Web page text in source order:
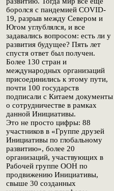
боролся с пандемией COVID-
19, разрыв между Севером и
Югом углублялся, и все
задавались вопросом: есть ли у
развития будущее? Пять лет
спустя ответ был получен.
Более 130 стран и
международных организаций
присоединились к этому пути,
почти 100 государств
подписали с Китаем документы
о сотрудничестве в рамках
данной Инициативы.
Это не просто цифры: 88
участников в «Группе друзей
Инициативы по глобальному
развитию», более 20
организаций, участвующих в
Рабочей группе ООН по
продвижению Инициативы,
свыше 30 созданных